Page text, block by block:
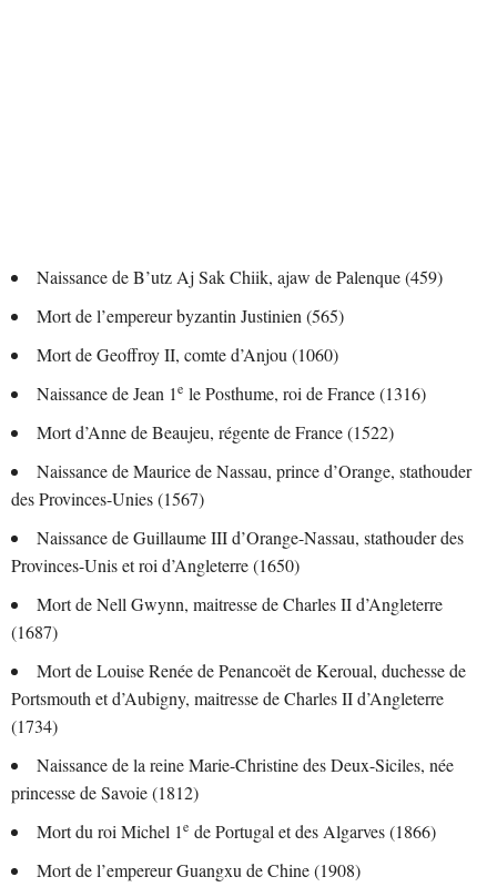
Naissance de B’utz Aj Sak Chiik, ajaw de Palenque (459)
Mort de l’empereur byzantin Justinien (565)
Mort de Geoffroy II, comte d’Anjou (1060)
Naissance de Jean 1e le Posthume, roi de France (1316)
Mort d’Anne de Beaujeu, régente de France (1522)
Naissance de Maurice de Nassau, prince d’Orange, stathouder
des Provinces-Unies (1567)
Naissance de Guillaume III d’Orange-Nassau, stathouder des
Provinces-Unis et roi d’Angleterre (1650)
Mort de Nell Gwynn, maitresse de Charles II d’Angleterre
(1687)
Mort de Louise Renée de Penancoët de Keroual, duchesse de
Portsmouth et d’Aubigny, maitresse de Charles II d’Angleterre
(1734)
Naissance de la reine Marie-Christine des Deux-Siciles, née
princesse de Savoie (1812)
Mort du roi Michel 1e de Portugal et des Algarves (1866)
Mort de l’empereur Guangxu de Chine (1908)